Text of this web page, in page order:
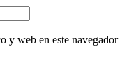
y web en este navegador